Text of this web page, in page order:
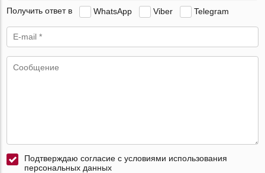
Получить ответ в WhatsApp Viber Telegram
Подтверждаю согласие с условиями использования
персональных данных